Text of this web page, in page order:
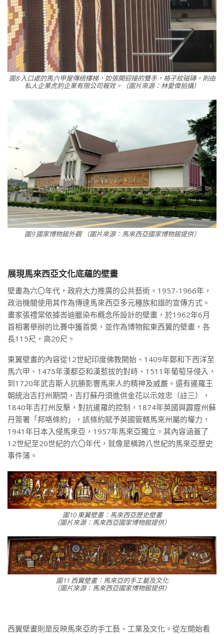
圖8 入口處的馬六甲屋傳統樓梯，如張開迎接的雙手，格子紋磁磚，則由
私人企業虎豹企業有限公司報效。（圖片來源：林愛偉拍攝）
圖9 國家博物館外觀 （圖片來源：馬來西亞國家博物館提供）
展現馬來西亞文化底蘊的壁畫
壁畫為六〇年代，政府大力推廣的公共藝術。1957-1966年，
政治機關使用其作為傳達馬來西亞多元種族和諧的宣傳方式。
畫家張禮棠依據峇迪臘染布概念所設計的壁畫，於1962年6月
首相署舉辦的比賽中獲首奬，並作為博物館東西翼的壁畫，各
長115尺，高20尺。
東翼壁畫的內容從12世紀印度佛教開始、1409年鄭和下西洋至
馬六甲、1475年漢都亞和漢惹拔的對峙、1511年葡萄牙侵入，
到1720年武吉斯人抗勝影響馬來人的精神及威嚴。還有暹羅王
朝統治吉打州期間，吉打蘇丹須進供金花以示效忠（註三），
1840年吉打州反擊，對抗暹羅的控制，1874年英國與霹靂州蘇
丹簽署「邦咯條約」，該條約賦予英國管轄馬來州屬的權力，
1941年日本入侵馬來亞，1957年馬來亞獨立。其內容涵蓋了
12世紀至20世紀的六〇年代，就像是橫跨八世紀的馬來亞歷史
事件簿。
圖10 東翼壁畫：馬來西亞歷史壁畫
（圖片來源：馬來西亞國家博物館提供）
圖11 西翼壁畫：馬來亞的手工藝及文化
（圖片來源：馬來西亞國家博物館提供）
西翼壁畫則是反映馬來亞的手工藝、工業及文化。從左開始看